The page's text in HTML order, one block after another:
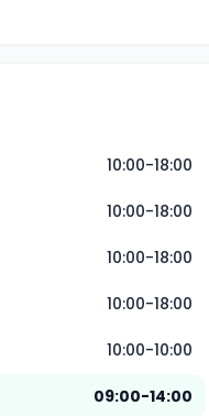
10:00-18:00
10:00-18:00
10:00-18:00
10:00-18:00
10:00-10:00
09:00-14:00